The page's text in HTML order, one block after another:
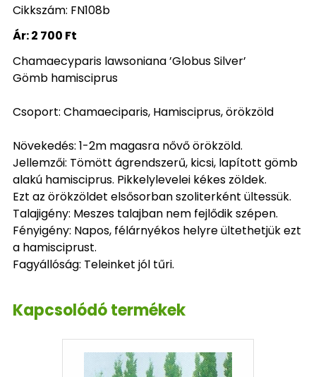
Cikkszám: FN108b
Ár:2 700 Ft
Chamaecyparis lawsoniana ’Globus Silver’
Gömb hamisciprus
Csoport: Chamaeciparis, Hamisciprus, örökzöld
Növekedés: 1-2m magasra nővő örökzöld.
Jellemzői: Tömött ágrendszerű, kicsi, lapított gömb
alakú hamisciprus. Pikkelylevelei kékes zöldek.
Ezt az örökzöldet elsősorban szoliterként ültessük.
Talajigény: Meszes talajban nem fejlődik szépen.
Fényigény: Napos, félárnyékos helyre ültethetjük ezt
a hamisciprust.
Fagyállóság: Teleinket jól tűri.
Kapcsolódó termékek